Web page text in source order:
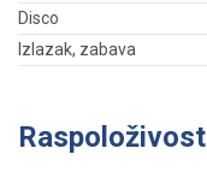
Disco
Izlazak, zabava
Raspoloživost